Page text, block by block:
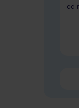
od